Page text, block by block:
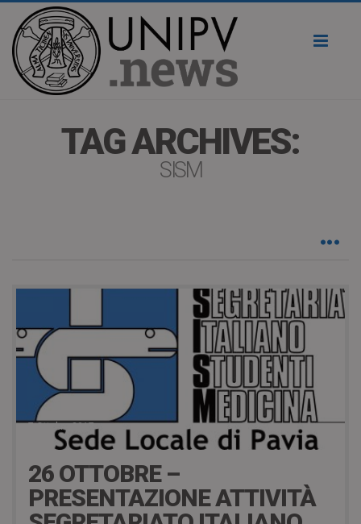
TAG ARCHIVES:
SISM
7 Ottobre 2017
26 OTTOBRE –
PRESENTAZIONE ATTIVITÀ